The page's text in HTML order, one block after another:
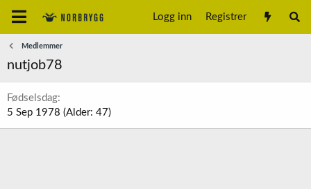
Logg inn Registrer
Medlemmer
nutjob78
Fødselsdag
5 Sep 1978 (Alder: 47)